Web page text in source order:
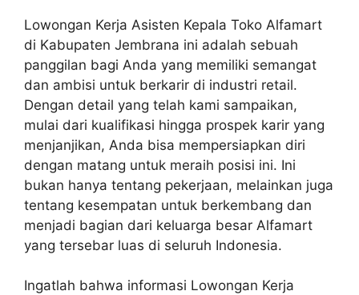
Lowongan Kerja Asisten Kepala Toko Alfamart
di Kabupaten Jembrana ini adalah sebuah
panggilan bagi Anda yang memiliki semangat
dan ambisi untuk berkarir di industri retail.
Dengan detail yang telah kami sampaikan,
mulai dari kualifikasi hingga prospek karir yang
menjanjikan, Anda bisa mempersiapkan diri
dengan matang untuk meraih posisi ini. Ini
bukan hanya tentang pekerjaan, melainkan juga
tentang kesempatan untuk berkembang dan
menjadi bagian dari keluarga besar Alfamart
yang tersebar luas di seluruh Indonesia.
Ingatlah bahwa informasi Lowongan Kerja